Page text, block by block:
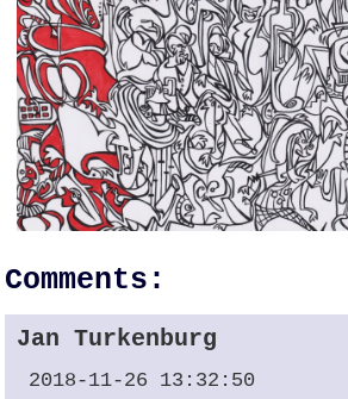
Comments:
Jan Turkenburg
2018-11-26 13:32:50